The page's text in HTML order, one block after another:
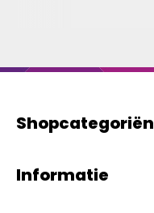
Shopcategoriën
Informatie